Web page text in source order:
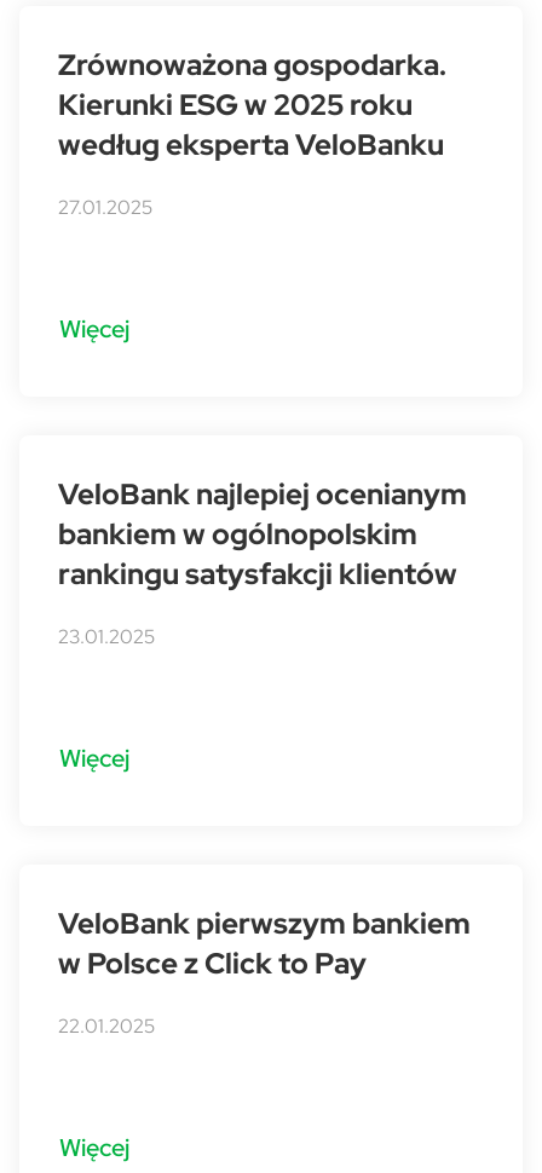
Zrównoważona gospodarka.
Kierunki ESG w 2025 roku
według eksperta VeloBanku
27.01.2025
Więcej
VeloBank najlepiej ocenianym
bankiem w ogólnopolskim
rankingu satysfakcji klientów
23.01.2025
Więcej
VeloBank pierwszym bankiem
w Polsce z Click to Pay
22.01.2025
Więcej